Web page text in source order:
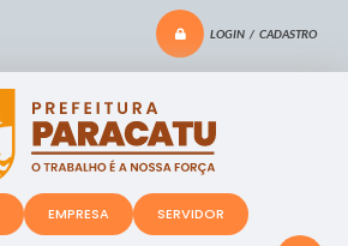
LOGIN / CADASTRO
EMPRESA SERVIDOR